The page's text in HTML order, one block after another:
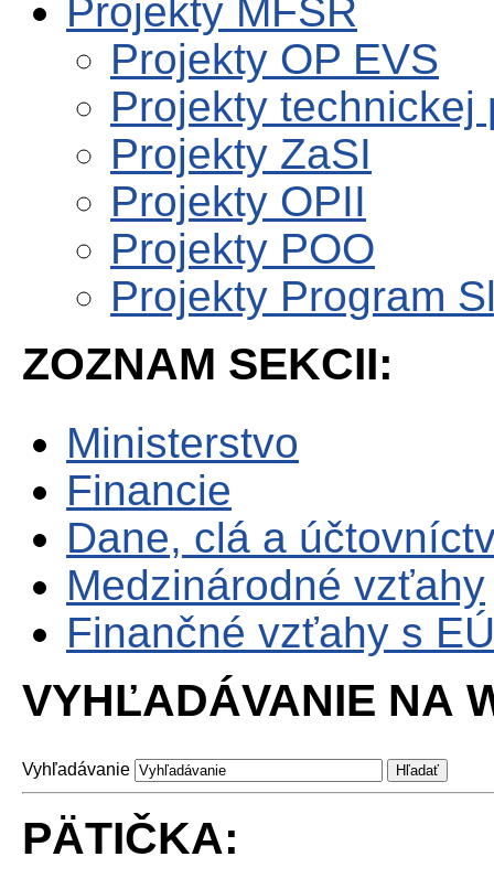
Projekty MFSR
Projekty OP EVS
Projekty technickej
Projekty ZaSI
Projekty OPII
Projekty POO
Projekty Program
ZOZNAM SEKCII:
Ministerstvo
Financie
Dane, clá a
Medzinárodné vzťahy
Finančné vzťahy s EÚ
VYHĽADÁVANIE NA
Vyhľadávanie
PÄTIČKA: